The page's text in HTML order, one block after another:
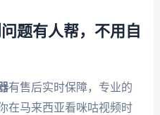
题有人帮，不用自
有售后实时保障，专业的
在马来西亚看咪咕视频时